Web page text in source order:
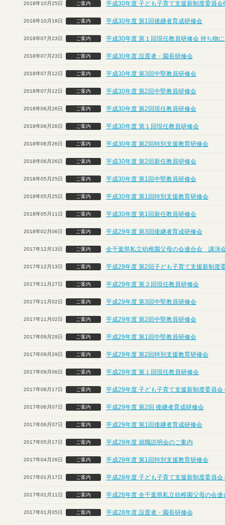
2018年10月25日 ご案内 平成30年度 子ども子育て支援新制度委員会
2018年10月18日 ご案内 平成30年度 第1回後継者育成研修会
2018年07月23日 ご案内 平成30年度 第１回現任教員研修会 持ち物
2018年07月23日 ご案内 平成30年度 設置者・園長研修会
2018年07月12日 ご案内 平成30年度 第3回中堅教員研修会
2018年07月12日 ご案内 平成30年度 第2回中堅教員研修会
2018年06月26日 ご案内 平成30年度 第2回現任教員研修会
2018年06月26日 ご案内 平成30年度 第１回現任教員研修会
2018年06月26日 ご案内 平成30年度 第2回特別支援教育研修会
2018年06月26日 ご案内 平成30年度 第2回新任教員研修会
2018年05月25日 ご案内 平成30年度 第1回中堅教員研修会
2018年05月25日 ご案内 平成30年度 第1回特別支援教育研修会
2018年05月11日 ご案内 平成30年度 第1回新任教員研修会
2018年02月06日 ご案内 平成29年度 第3回後継者育成研修会
2017年12月13日 ご案内 全千葉県私立幼稚園父母の会連合会 講演
2017年12月13日 ご案内 平成29年度 第2回子ども子育て支援新制度
2017年11月27日 ご案内 平成29年度 第２回現任教員研修会
2017年11月02日 ご案内 平成29年度 第3回中堅教員研修会
2017年11月02日 ご案内 平成29年度 第2回中堅教員研修会
2017年09月29日 ご案内 平成29年度 第1回中堅教員研修会
2017年09月29日 ご案内 平成29年度 第2回特別支援教育研修会
2017年09月06日 ご案内 平成29年度 第１回現任教員研修会
2017年08月17日 ご案内 平成29年度 子ども子育て支援新制度委員会
2017年06月07日 ご案内 平成29年度 第2回 後継者育成研修会
2017年06月07日 ご案内 平成29年度 第1回後継者育成研修会
2017年05月17日 ご案内 平成29年度 就職説明会のご案内
2017年04月26日 ご案内 平成29年度 第1回特別支援教育研修会
2017年01月17日 ご案内 平成28年度 子ども子育て支援新制度委員
2017年01月11日 ご案内 平成28年度 全千葉県私立幼稚園父母の会
2017年01月05日 ご案内 平成28年度 設置者・園長研修会